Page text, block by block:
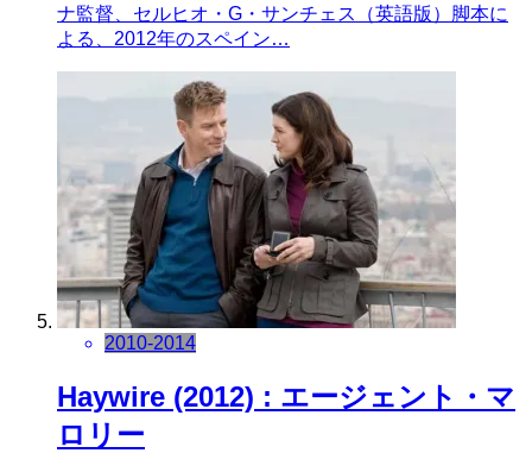
ナ監督、セルヒオ・G・サンチェス（英語版）脚本に
よる、2012年のスペイン…
2010-2014
Haywire (2012) : エージェント・マ
ロリー